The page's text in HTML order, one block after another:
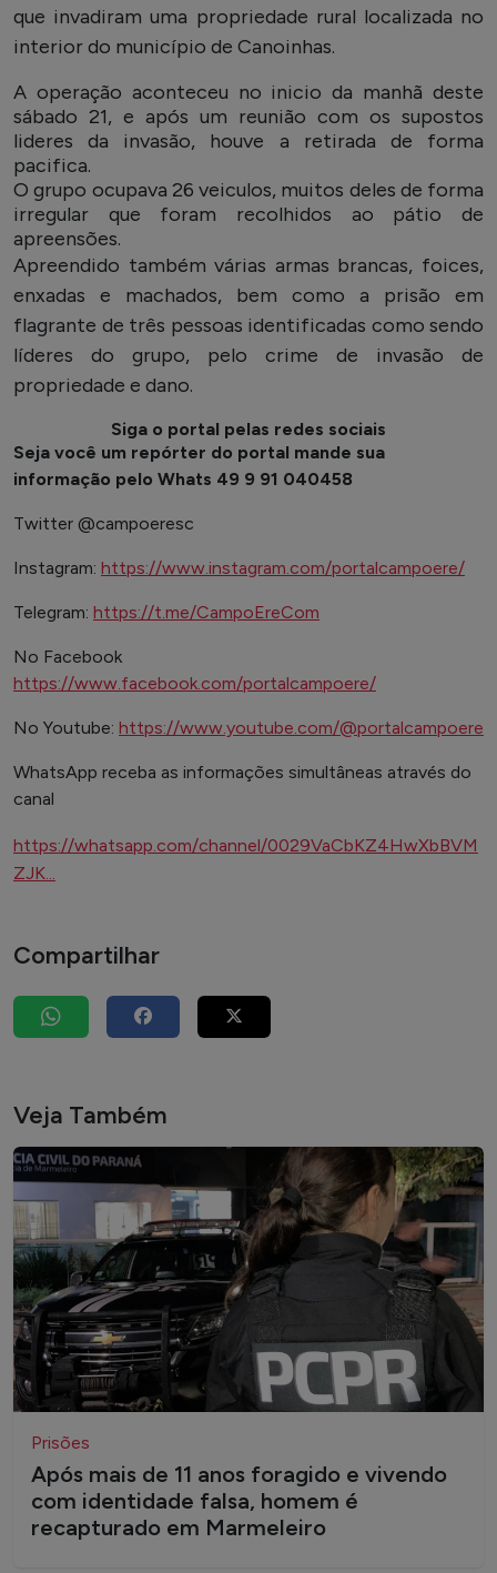
que invadiram uma propriedade rural localizada no
interior do município de Canoinhas.
A operação aconteceu no inicio da manhã deste
sábado 21, e após um reunião com os supostos
lideres da invasão, houve a retirada de forma
pacifica.
O grupo ocupava 26 veiculos, muitos deles de forma
irregular que foram recolhidos ao pátio de
apreensões.
Apreendido também várias armas brancas, foices,
enxadas e machados, bem como a prisão em
flagrante de três pessoas identificadas como sendo
líderes do grupo, pelo crime de invasão de
propriedade e dano.
Siga o portal pelas redes sociais
Seja você um repórter do portal mande sua
informação pelo Whats 49 9 91 040458
Twitter @campoeresc
Instagram: https://www.instagram.com/portalcampoere/
Telegram: https://t.me/CampoEreCom
No Facebook
https://www.facebook.com/portalcampoere/
No Youtube: https://www.youtube.com/@portalcampoere
WhatsApp receba as informações simultâneas através do
canal
https://whatsapp.com/channel/0029VaCbKZ4HwXbBVM
ZJK...
Compartilhar
Veja Também
Prisões
Após mais de 11 anos foragido e vivendo
com identidade falsa, homem é
recapturado em Marmeleiro